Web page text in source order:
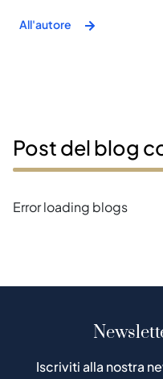
All'autore
Post del blog
Error loading blogs
Iscriviti alla nostra